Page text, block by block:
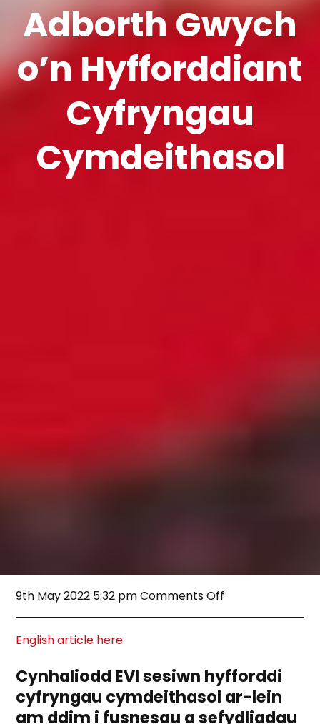
Adborth Gwych
o’n Hyfforddiant
Cyfryngau
Cymdeithasol
9th May 2022 5:32 pmComments Off
Gwych
Cymdeithasol
English article here
Cynhaliodd EVI sesiwn hyfforddi
cyfryngau cymdeithasol ar-lein
am ddim i fusnesau a sefydliadau